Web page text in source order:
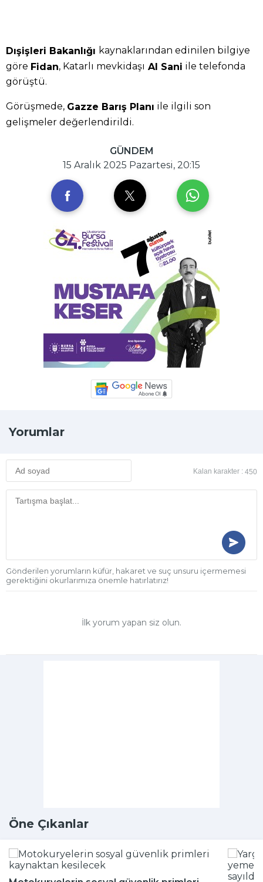
Dışişleri Bakanlığı kaynaklarından edinilen bilgiye
göre Fidan, Katarlı mevkidaşı Al Sani ile telefonda
görüştü.
Görüşmede, Gazze Barış Planı ile ilgili son
gelişmeler değerlendirildi.
GÜNDEM
15 Aralık 2025 Pazartesi, 20:15
Yorumlar
Kalan karakter : 450
Gönderilen yorumların küfür, hakaret ve suç unsuru içermemesi
gerektiğini okurlarımıza önemle hatırlatırız!
İlk yorum yapan siz olun.
Öne Çıkanlar